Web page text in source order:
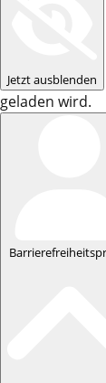
Jetzt ausblenden
geladen wird.